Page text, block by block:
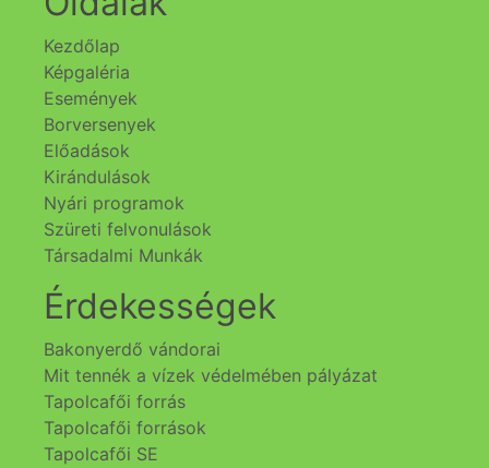
Kezdőlap
Képgaléria
Események
Borversenyek
Előadások
Kirándulások
Nyári programok
Szüreti felvonulások
Társadalmi Munkák
Érdekességek
Bakonyerdő vándorai
Mit tennék a vízek védelmében pályázat
Tapolcafői forrás
Tapolcafői források
Tapolcafői SE